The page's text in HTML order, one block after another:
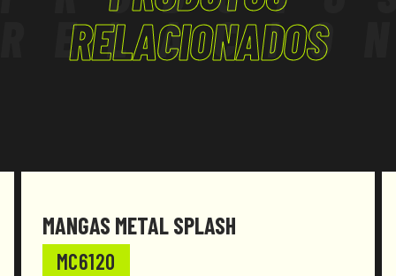
RELACIONADOS
MANGAS METAL SPLASH
MC6120